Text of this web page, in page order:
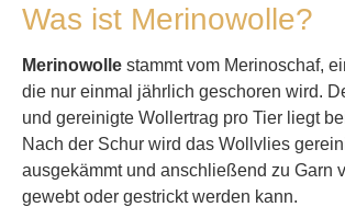
Was ist Merinowolle?
Merinowolle stammt vom Merinoschaf,
die nur einmal jährlich geschoren wird.
und gereinigte Wollertrag pro Tier liegt
Nach der Schur wird das Wollvlies
ausgekämmt und anschließend zu Garn
gewebt oder gestrickt werden kann.